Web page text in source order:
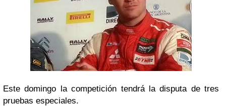
Este domingo la competición tendrá la disputa de tres
pruebas especiales.